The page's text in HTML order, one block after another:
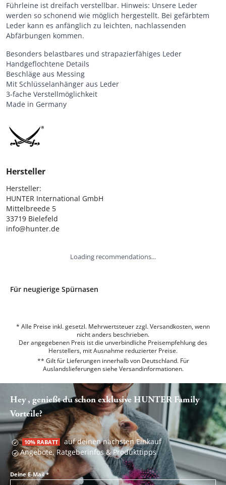
Führleine ist dreifach verstellbar. Hinweis: Unsere Leder
werden so schonend wie möglich hergestellt. Bei gefärbtem
Leder kann es anfänglich zu leichten, nachlassenden
Abfärbungen kommen.
Besonders belastbares und strapazierfähiges Leder
Handgeflochtene Details
Beschläge aus Messing
Mit Schlüsselanhänger aus Leder
3-fache Verstellmöglichkeit
Made in Germany
Hersteller
Hersteller:
HUNTER International GmbH
Mittelbreede 5
33719 Bielefeld
info@hunter.de
Loading recommendations...
Für neugierige Spürnasen
* Alle Preise inkl. gesetzl. Mehrwertsteuer zzgl. Versandkosten, wenn
nicht anders beschrieben.
Der angegebenen Preis ist die unverbindliche Preisempfehlung des
Herstellers, mit Ausnahme reduzierter Preise.
** Gilt für Lieferungen innerhalb von Deutschland. Für
Auslandslieferungen siehe Versandinformationen.
Hey , genießt du schon exklusive HUNTER Family
Vorteile?
10% RABATT auf deinen nächsten Einkauf
Angebote, Ratgeberinfos & Produkttipps
Deine E-Mail*